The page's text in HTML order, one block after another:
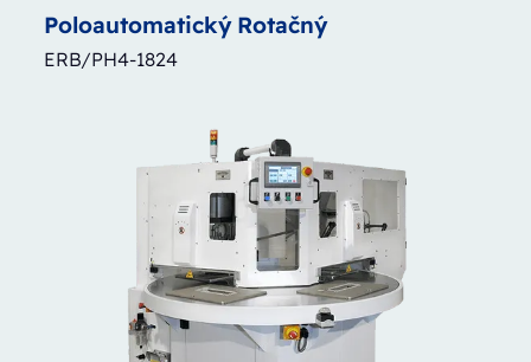
Poloautomatický Rotačný
ERB/PH4-1824